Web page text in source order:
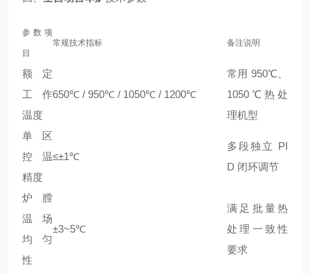
参数项
目
常规技术指标 备注说明
额定
工作
温度
650℃ / 950℃ / 1050℃ / 1200℃
常用 950℃、
1050℃热处
理机型
单区
控温
精度
≤±1℃
多段独立 PI
D 闭环调节
炉膛
温场
均匀
性
±3~5℃
满足批量热
处理一致性
要求